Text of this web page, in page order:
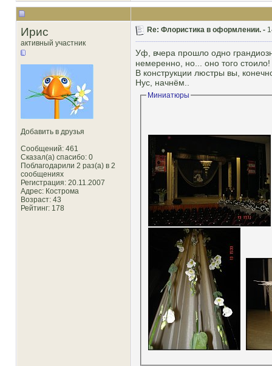
Ирис
активный участник
Добавить в друзья
Сообщений: 461
Сказал(а) спасибо: 0
Поблагодарили 2 раз(а) в 2
сообщениях
Регистрация: 20.11.2007
Адрес: Кострома
Возраст: 43
Рейтинг: 178
Re: Флористика в оформлении. -
Уф, вчера прошло одно
немеренно, но... оно того стоило!
В конструкции люстры вы,
Нус, начнём..
Миниатюры